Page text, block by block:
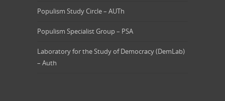
Populism Study Circle – AUTh
Populism Specialist Group – PSA
Laboratory for the Study of Democracy (DemLab)
– Auth